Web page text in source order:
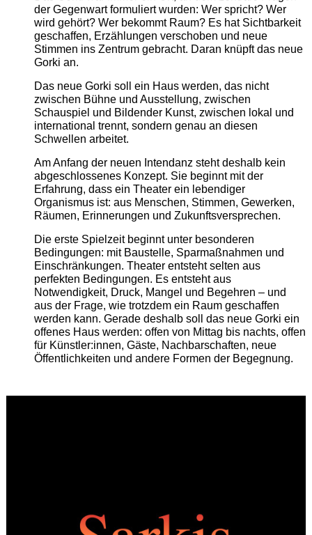
der Gegenwart formuliert wurden: Wer spricht? Wer
wird gehört? Wer bekommt Raum? Es hat Sichtbarkeit
geschaffen, Erzählungen verschoben und neue
Stimmen ins Zentrum gebracht. Daran knüpft das neue
Gorki an.
Das neue Gorki soll ein Haus werden, das nicht
zwischen Bühne und Ausstellung, zwischen
Schauspiel und Bildender Kunst, zwischen lokal und
international trennt, sondern genau an diesen
Schwellen arbeitet.
Am Anfang der neuen Intendanz steht deshalb kein
abgeschlossenes Konzept. Sie beginnt mit der
Erfahrung, dass ein Theater ein lebendiger
Organismus ist: aus Menschen, Stimmen, Gewerken,
Räumen, Erinnerungen und Zukunftsversprechen.
Die erste Spielzeit beginnt unter besonderen
Bedingungen: mit Baustelle, Sparmaßnahmen und
Einschränkungen. Theater entsteht selten aus
perfekten Bedingungen. Es entsteht aus
Notwendigkeit, Druck, Mangel und Begehren – und
aus der Frage, wie trotzdem ein Raum geschaffen
werden kann. Gerade deshalb soll das neue Gorki ein
offenes Haus werden: offen von Mittag bis nachts, offen
für Künstler:innen, Gäste, Nachbarschaften, neue
Öffentlichkeiten und andere Formen der Begegnung.